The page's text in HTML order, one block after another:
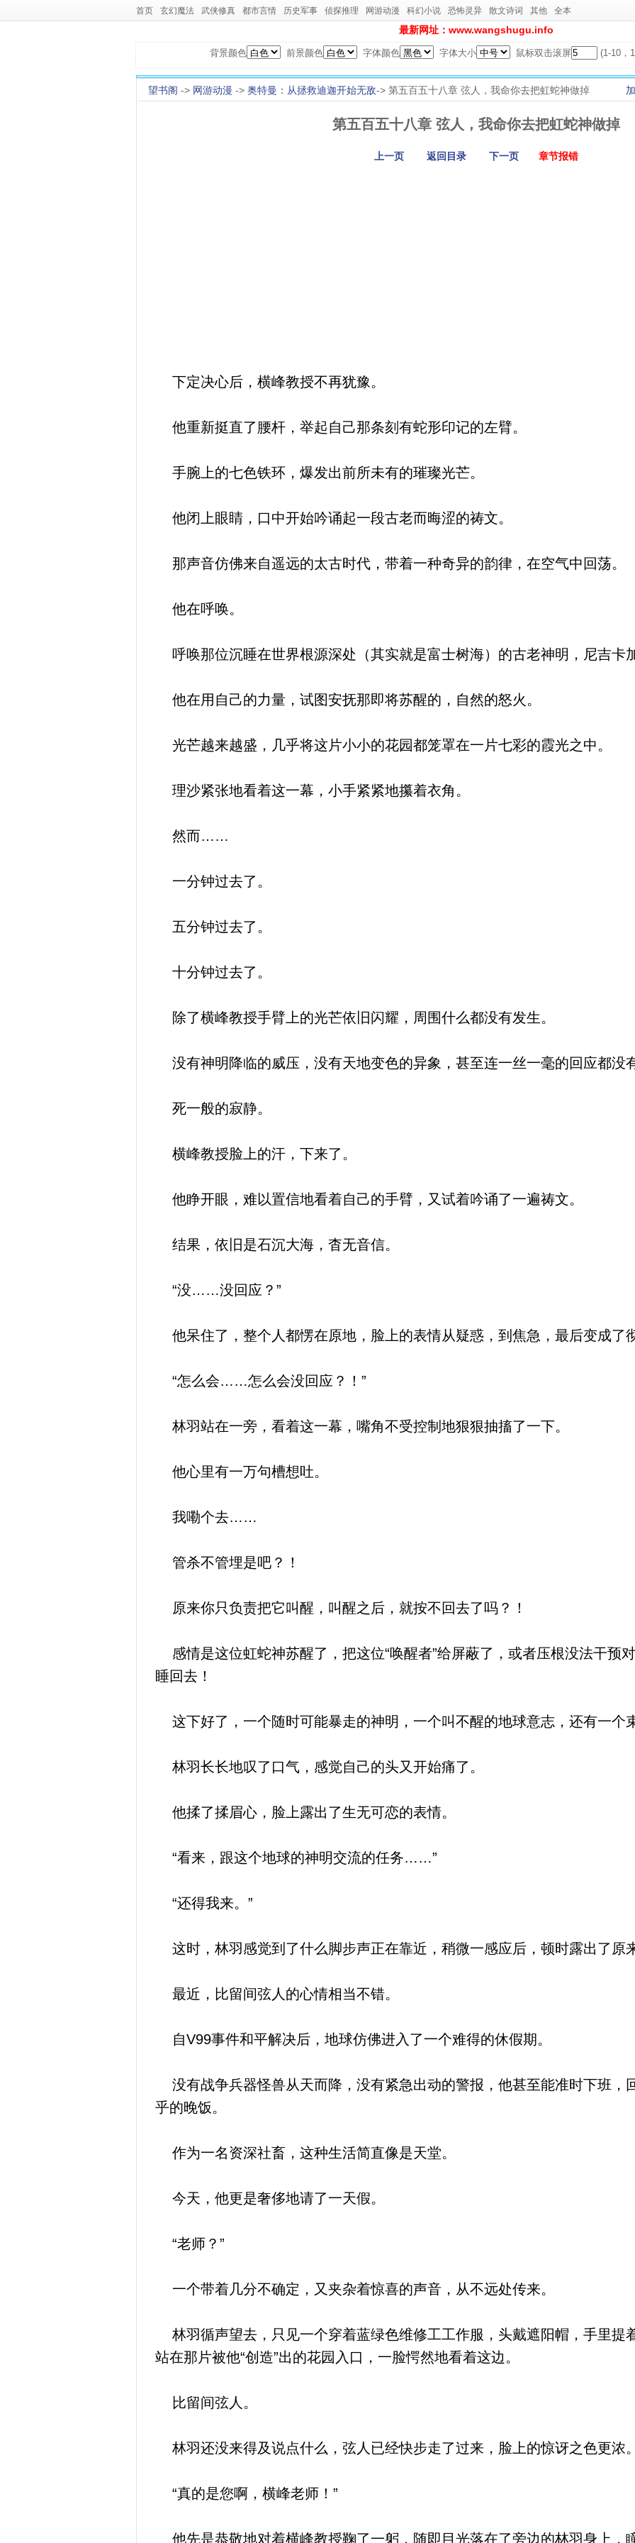
首页 玄幻魔法 武侠修真 都市言情 历史军事 侦探推理 网游动漫 科幻小说 恐怖灵异 散文诗词 其他 全本
最新网址：www.wangshugu.info
背景颜色 前景颜色 字体颜色 字体大小 鼠标双击滚屏 (1-10，
望书阁 -> 网游动漫 -> 奥特曼：从拯救迪迦开始无敌-> 第五百五十八章 弦人，我命你去把虹蛇神做掉
第五百五十八章 弦人，我命你去把虹蛇神做掉
上一页 返回目录 下一页 章节报错
下定决心后，横峰教授不再犹豫。
他重新挺直了腰杆，举起自己那条刻有蛇形印记的左臂。
手腕上的七色铁环，爆发出前所未有的璀璨光芒。
他闭上眼睛，口中开始吟诵起一段古老而晦涩的祷文。
那声音仿佛来自遥远的太古时代，带着一种奇异的韵律，在空气中回荡。
他在呼唤。
呼唤那位沉睡在世界根源深处（其实就是富士树海）的古老神明，尼吉卡
他在用自己的力量，试图安抚那即将苏醒的，自然的怒火。
光芒越来越盛，几乎将这片小小的花园都笼罩在一片七彩的霞光之中。
理沙紧张地看着这一幕，小手紧紧地攥着衣角。
然而……
一分钟过去了。
五分钟过去了。
十分钟过去了。
除了横峰教授手臂上的光芒依旧闪耀，周围什么都没有发生。
没有神明降临的威压，没有天地变色的异象，甚至连一丝一毫的回应都没
死一般的寂静。
横峰教授脸上的汗，下来了。
他睁开眼，难以置信地看着自己的手臂，又试着吟诵了一遍祷文。
结果，依旧是石沉大海，杳无音信。
“没……没回应？”
他呆住了，整个人都愣在原地，脸上的表情从疑惑，到焦急，最后变成了
“怎么会……怎么会没回应？！”
林羽站在一旁，看着这一幕，嘴角不受控制地狠狠抽搐了一下。
他心里有一万句槽想吐。
我嘞个去……
管杀不管埋是吧？！
原来你只负责把它叫醒，叫醒之后，就按不回去了吗？！
感情是这位虹蛇神苏醒了，把这位“唤醒者”给屏蔽了，或者压根没法干预
睡回去！
这下好了，一个随时可能暴走的神明，一个叫不醒的地球意志，还有一个
林羽长长地叹了口气，感觉自己的头又开始痛了。
他揉了揉眉心，脸上露出了生无可恋的表情。
“看来，跟这个地球的神明交流的任务……”
“还得我来。”
这时，林羽感觉到了什么脚步声正在靠近，稍微一感应后，顿时露出了原
最近，比留间弦人的心情相当不错。
自V99事件和平解决后，地球仿佛进入了一个难得的休假期。
没有战争兵器怪兽从天而降，没有紧急出动的警报，他甚至能准时下班，
乎的晚饭。
作为一名资深社畜，这种生活简直像是天堂。
今天，他更是奢侈地请了一天假。
“老师？”
一个带着几分不确定，又夹杂着惊喜的声音，从不远处传来。
林羽循声望去，只见一个穿着蓝绿色维修工工作服，头戴遮阳帽，手里提
站在那片被他“创造”出的花园入口，一脸愕然地看着这边。
比留间弦人。
林羽还没来得及说点什么，弦人已经快步走了过来，脸上的惊讶之色更浓
“真的是您啊，横峰老师！”
他先是恭敬地对着横峰教授鞠了一躬，随即目光落在了旁边的林羽身上，